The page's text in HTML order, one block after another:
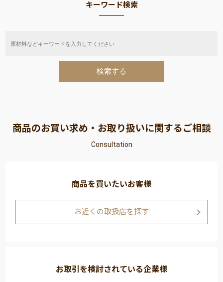
キーワード検索
商品のお買い求め・お取り扱いに関するご相談
Consultation
商品を買いたいお客様
お近くの取扱店を探す
お取引を検討されている企業様